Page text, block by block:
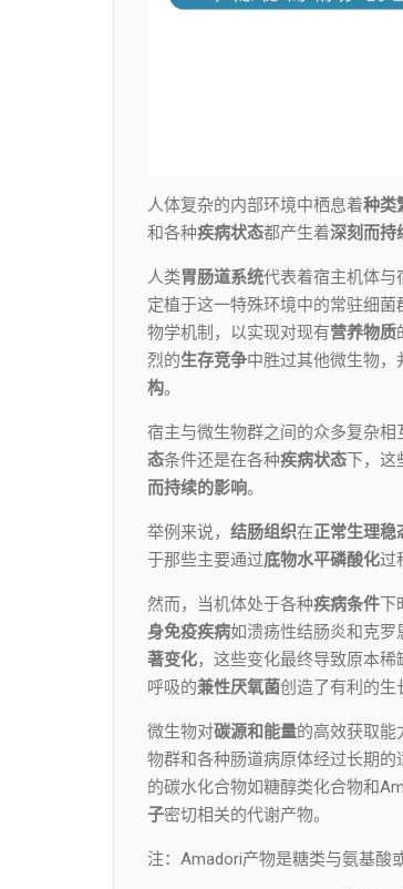
人体复杂的内部环境中栖息着种类
和各种疾病状态都产生着深刻而持
人类胃肠道系统代表着宿主机体与
定植于这一特殊环境中的常驻细
物学机制，以实现对现有营养物质
烈的生存竞争中胜过其他微生物，
构。
宿主与微生物群之间的众多复杂相
态条件还是在各种疾病状态下，这
而持续的影响。
举例来说， 结肠组织在正常生理稳
于那些主要通过底物水平磷酸化过
然而，当机体处于各种疾病条件下
身免疫疾病如溃疡性结肠炎和克罗
著变化，这些变化最终导致原本稀
呼吸的兼性厌氧菌创造了有利的生
微生物对碳源和能量的高效获取能
物群和各种肠道病原体经过长期
的碳水化合物如糖醇类化合物和
子密切相关的代谢产物。
注：Amadori产物是糖类与氨基酸